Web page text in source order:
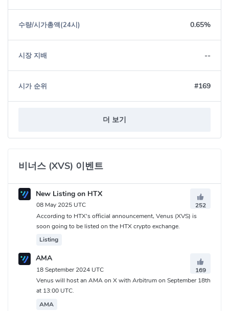
수량/시가총액(24시) 0.65%
시장 지배 --
시가 순위 #169
더 보기
비너스 (XVS) 이벤트
New Listing on HTX
08 May 2025 UTC
252
According to HTX's official announcement, Venus (XVS) is
soon going to be listed on the HTX crypto exchange.
Listing
AMA
18 September 2024 UTC
169
Venus will host an AMA on X with Arbitrum on September 18th
at 13:00 UTC.
AMA